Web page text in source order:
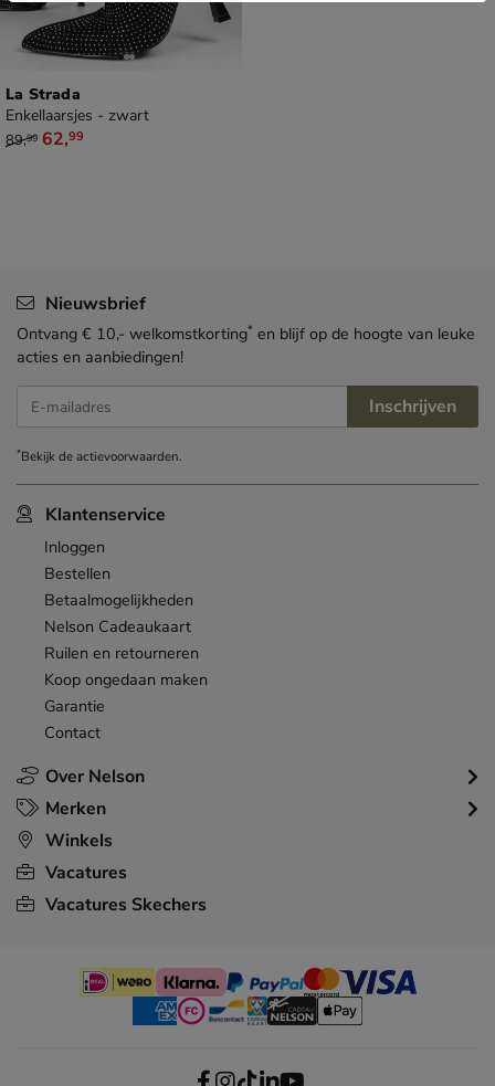
La Strada
Enkellaarsjes - zwart
van € 89,99 voor € 62,99
89,99 62,99
Over Nelson
Klantenservice
Inloggen
Bestellen
Betaalmogelijkheden
Nelson Cadeaukaart
Ruilen en retourneren
Koop ongedaan maken
Garantie
Contact
Merken
Winkels
Vacatures
Vacatures Skechers
Nieuwsbrief
Ontvang € 10,- welkomstkorting* en blijf op de hoogte van leuke
acties en aanbiedingen!
E-mailadres Inschrijven
*Bekijk deactievoorwaarden.